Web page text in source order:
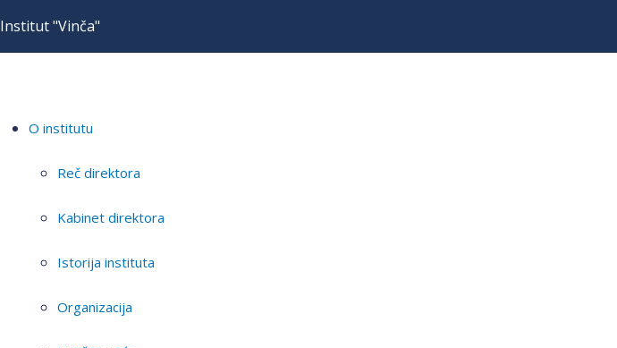
Institut "Vinča"
O institutu
Reč direktora
Kabinet direktora
Istorija instituta
Organizacija